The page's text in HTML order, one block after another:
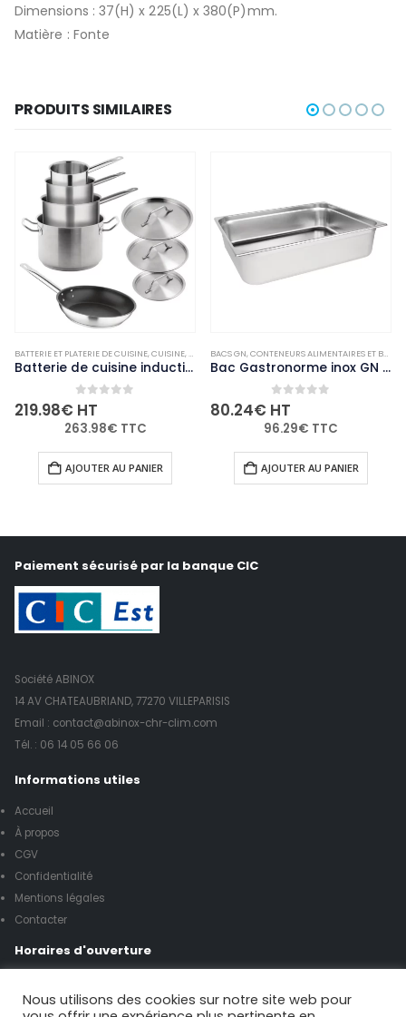
Dimensions : 37(H) x 225(L) x 380(P)mm.
Matière : Fonte
PRODUITS SIMILAIRES
PALETTISABLE
BATTERIE ET PLATERIE DE CUISINE,CUISINE,NON-PALETTISABLE
Batterie de cuisine induction en inox 5 pièces Vogue Cook Like A Pro
0 out of 5
219.98€ HT
263.98€ TTC
AJOUTER AU PANIER
BACS GN,CONTENEURS ALIMENTAIRES ET BACS GASTRONORME
Bac Gastronorme inox GN 2/1 150mm Vogue
0out of 5
80.24€ HT
96.29€ TTC
AJOUTER AU PANIER
Paiement sécurisé par la banque CIC
Société ABINOX
14 AV CHATEAUBRIAND, 77270 VILLEPARISIS
Email : contact@abinox-chr-clim.com
Tél. : 06 14 05 66 06
Informations utiles
Accueil
À propos
CGV
Confidentialité
Mentions légales
Contacter
Horaires d'ouverture
Nous utilisons des cookies sur notre site web pour